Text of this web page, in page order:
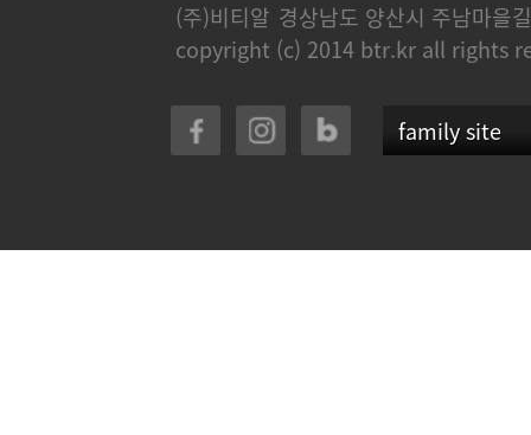
(주)비티알 경상남도 양산시 주남마을
copyright (c) 2014 btr.kr all rights
family site